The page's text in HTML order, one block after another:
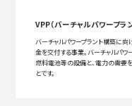
VPP（バーチャルパワープラ
バーチャルパワープラント構築に
金を交付する事業。バーチャルパワ
燃料電池等の設備と、電力の需要
とです。